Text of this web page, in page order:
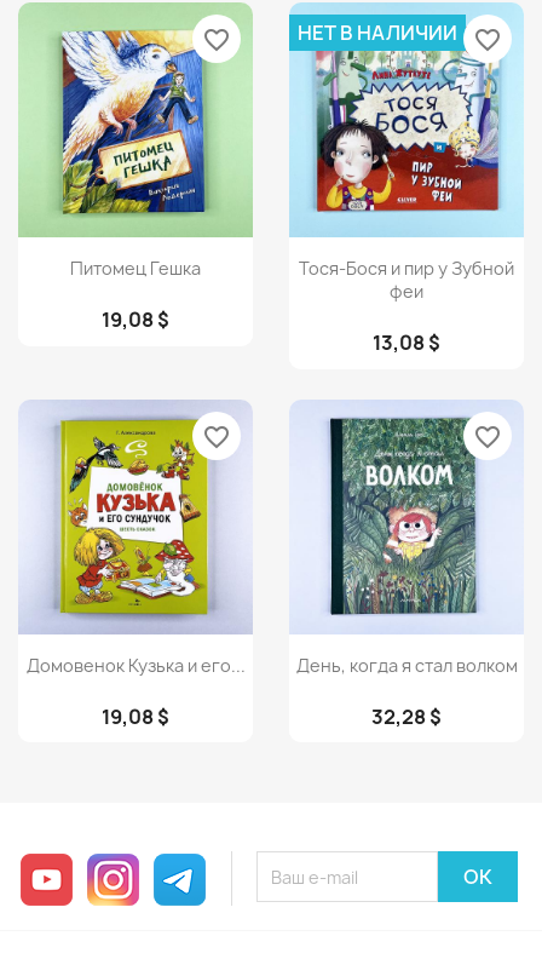
Просмотр
Питомец Гешка
19,08 $
favorite_border
Просмотр
Тося-Бося и пир у Зубной
феи
13,08 $
НЕТ В НАЛИЧИИ favorite_border
Просмотр
Домовенок Кузька и его...
19,08 $
favorite_border
Просмотр
День, когда я стал волком
32,28 $
favorite_border
YouTube InstagramTelegram